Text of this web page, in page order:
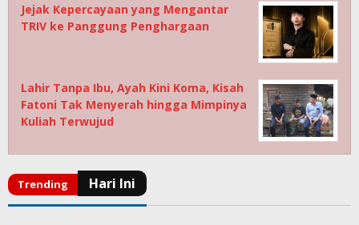
Jejak Kepercayaan yang Mengantar
TRIV ke Panggung Penghargaan
Lahir Tanpa Ibu, Ayah Kini Koma, Kisah
Fatoni Tak Menyerah hingga Mimpinya
Kuliah Terwujud